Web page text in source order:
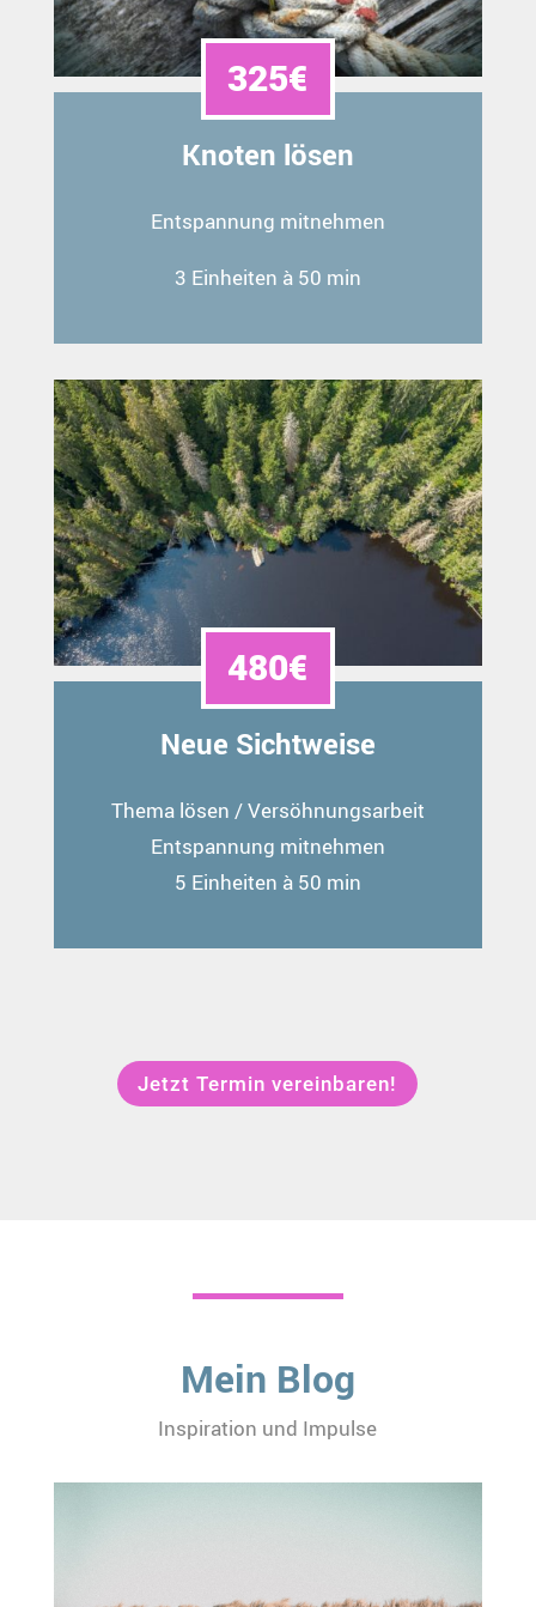
325€
Knoten lösen
Entspannung mitnehmen
3 Einheiten à 50 min
480€
Neue Sichtweise
Thema lösen / Versöhnungsarbeit
Entspannung mitnehmen
5 Einheiten à 50 min
Jetzt Termin vereinbaren!
Mein Blog
Inspiration und Impulse